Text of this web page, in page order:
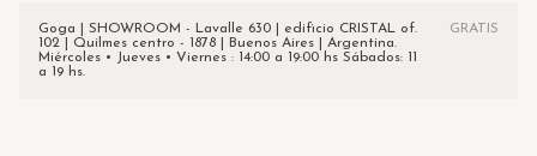
Goga | SHOWROOM - Lavalle 630 | edificio CRISTAL of.
102 | Quilmes centro - 1878 | Buenos Aires | Argentina.
Miércoles • Jueves • Viernes : 14:00 a 19:00 hs Sábados: 11
a 19 hs.
GRATIS